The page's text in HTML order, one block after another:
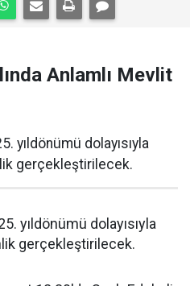
Anlamlı Mevlit
yıldönümü dolayısıyla
gerçekleştirilecek.
yıldönümü dolayısıyla
gerçekleştirilecek.